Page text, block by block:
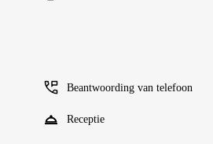
Beantwoording van telefoon
Receptie